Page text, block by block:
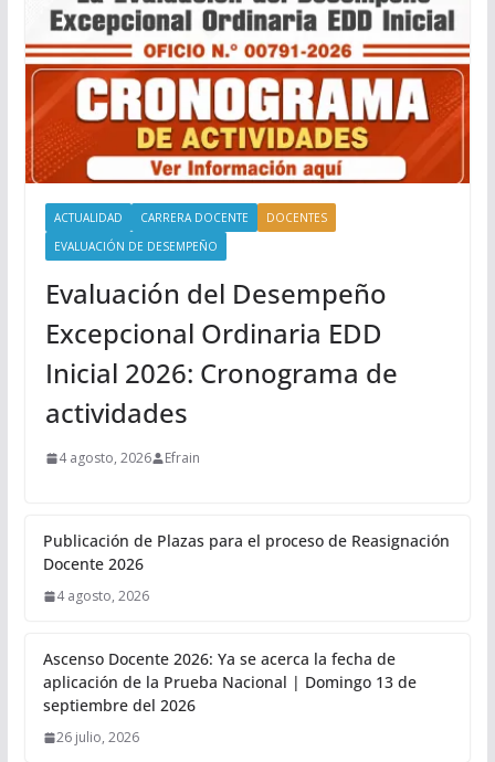
ACTUALIDAD CARRERA DOCENTE
DOCENTES
EVALUACIÓN DE DESEMPEÑO
Evaluación del Desempeño
Excepcional Ordinaria EDD
Inicial 2026: Cronograma de
actividades
4 agosto, 2026 Efrain
Publicación de Plazas para el proceso de Reasignación
Docente 2026
4 agosto, 2026
Ascenso Docente 2026: Ya se acerca la fecha de
aplicación de la Prueba Nacional | Domingo 13 de
septiembre del 2026
26 julio, 2026